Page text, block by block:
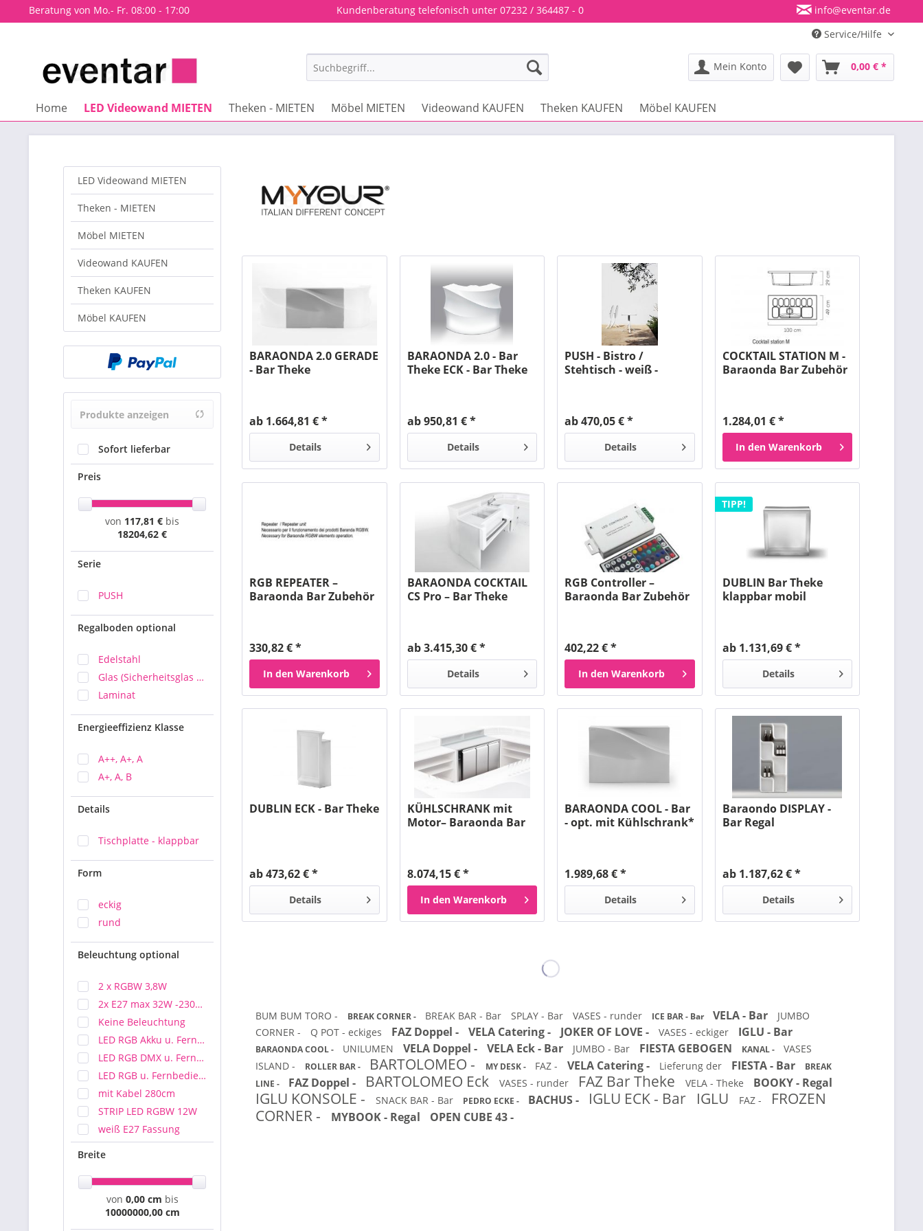
Beratung von Mo.- Fr. 08:00 - 17:00 Kundenberatung telefonisch unter 07232 / 364487 - 0
info@eventar.de
Service/Hilfe
Mein Konto 0,00 € *
Home LED Videowand MIETEN Theken - MIETEN Möbel MIETEN Videowand KAUFEN Theken KAUFEN Möbel KAUFEN
LED Videowand MIETEN
Theken - MIETEN
Möbel MIETEN
Videowand KAUFEN
Theken KAUFEN
Möbel KAUFEN
Produkte anzeigen
Sofort lieferbar
Preis
von 117,81 € bis
18204,62 €
Serie
PUSH
Regalboden optional
Edelstahl
Glas (Sicherheitsglas ESG)
Laminat
Energieeffizienz Klasse
A++, A+, A
A+, A, B
Details
Tischplatte - klappbar
Form
eckig
rund
Beleuchtung optional
2 x RGBW 3,8W
2x E27 max 32W -230V 50/60Hz
Keine Beleuchtung
LED RGB Akku u. Fernbedienung
LED RGB DMX u. Fernbedienung
LED RGB u. Fernbedienung
mit Kabel 280cm
STRIP LED RGBW 12W
weiß E27 Fassung
Breite
von 0,00 cm bis
10000000,00 cm
BARAONDA 2.0 GERADE
- Bar Theke
ab 1.664,81 € *
Details
BARAONDA 2.0 - Bar
Theke ECK - Bar Theke
ab 950,81 € *
Details
PUSH - Bistro /
Stehtisch - weiß -
ab 470,05 € *
Details
COCKTAIL STATION M -
Baraonda Bar Zubehör
1.284,01 € *
In den Warenkorb
RGB REPEATER –
Baraonda Bar Zubehör
330,82 € *
In den Warenkorb
BARAONDA COCKTAIL
CS Pro – Bar Theke
ab 3.415,30 € *
Details
RGB Controller –
Baraonda Bar Zubehör
402,22 € *
In den Warenkorb
TIPP!
DUBLIN Bar Theke
klappbar mobil
ab 1.131,69 € *
Details
DUBLIN ECK - Bar Theke
ab 473,62 € *
Details
KÜHLSCHRANK mit
Motor– Baraonda Bar
8.074,15 € *
In den Warenkorb
BARAONDA COOL - Bar
- opt. mit Kühlschrank*
1.989,68 € *
Details
Baraondo DISPLAY -
Bar Regal
ab 1.187,62 € *
Details
BUM BUM TORO - BREAK CORNER - BREAK BAR - Bar SPLAY - Bar VASES - runder ICE BAR - Bar VELA - Bar
JUMBO
CORNER -
Q POT - eckiges FAZ Doppel - VELA Catering - JOKER OF LOVE - VASES - eckiger IGLU - Bar
BARAONDA COOL - UNILUMEN VELA Doppel - VELA Eck - Bar JUMBO - Bar FIESTA GEBOGEN KANAL -
VASES
ISLAND -
ROLLER BAR - BARTOLOMEO - MY DESK - FAZ - VELA Catering - Lieferung der FIESTA - Bar
BREAK
LINE -
FAZ Doppel - BARTOLOMEO Eck VASES - runder FAZ Bar Theke VELA - Theke BOOKY - Regal
IGLU KONSOLE - SNACK BAR - Bar PEDRO ECKE - BACHUS - IGLU ECK - Bar IGLU FAZ -
FROZEN
CORNER -
MYBOOK - Regal OPEN CUBE 43 -